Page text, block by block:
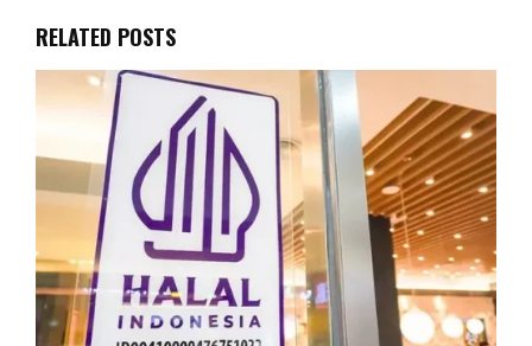
RELATED POSTS